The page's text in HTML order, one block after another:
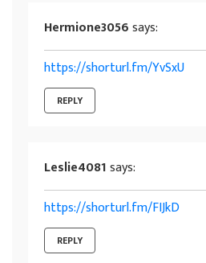
Hermione3056says:
https://shorturl.fm/YvSxU
REPLY
Leslie4081says:
https://shorturl.fm/FIJkD
REPLY